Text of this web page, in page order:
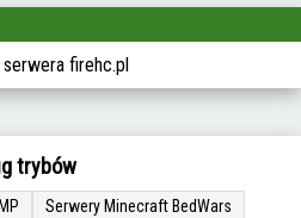
trybów
Serwery Minecraft BedWars